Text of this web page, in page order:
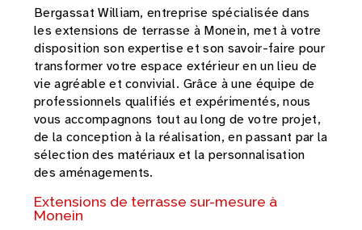
Bergassat William, entreprise spécialisée dans
les extensions de terrasse à Monein, met à votre
disposition son expertise et son savoir-faire pour
transformer votre espace extérieur en un lieu de
vie agréable et convivial. Grâce à une équipe de
professionnels qualifiés et expérimentés, nous
vous accompagnons tout au long de votre projet,
de la conception à la réalisation, en passant par la
sélection des matériaux et la personnalisation
des aménagements.
Extensions de terrasse sur-mesure à
Monein